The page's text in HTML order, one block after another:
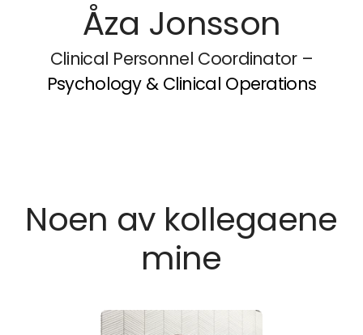
Åza Jonsson
Clinical Personnel Coordinator –
Psychology & Clinical Operations
Noen av kollegaene
mine